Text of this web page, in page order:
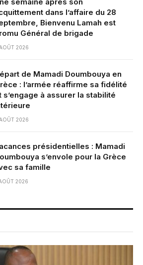
dans l’affaire du 28
Bienvenu Lamah est
Général de brigade
2026
de Mamadi Doumbouya en
: l’armée réaffirme sa fidélité
s’engage à assurer la stabilité
2026
présidentielles : Mamadi
s’envole pour la Grèce
sa famille
2026